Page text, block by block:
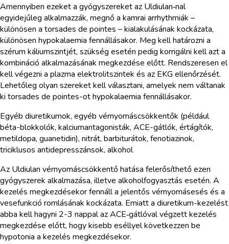
Amennyiben ezeket a gyógyszereket az Uldiulan‑nal
egyidejűleg alkalmazzák, megnő a kamrai arrhythmiák –
különösen a torsades de pointes – kialakulásának kockázata,
különösen hypokalaemia fennállásakor. Meg kell határozni a
szérum káliumszintjét, szükség esetén pedig korrigálni kell azt a
kombináció alkalmazásának megkezdése előtt. Rendszeresen el
kell végezni a plazma elektrolitszintek és az EKG ellenőrzését.
Lehetőleg olyan szereket kell választani, amelyek nem váltanak
ki torsades de pointes-ot hypokalaemia fennállásakor.
Egyéb diuretikumok, egyéb vérnyomáscsökkentők (például
béta-blokkolók, kalciumantagonisták, ACE-gátlók, értágítók,
metildopa, guanetidin), nitrát, barbiturátok, fenotiazinok,
triciklusos antidepresszánsok, alkohol
Az Uldiulan vérnyomáscsökkentő hatása felerősíthető ezen
gyógyszerek alkalmazása, illetve alkoholfogyasztás esetén. A
kezelés megkezdésekor fennáll a jelentős vérnyomásesés és a
vesefunkció romlásának kockázata. Emiatt a diuretikum-kezelést
abba kell hagyni 2-3 nappal az ACE‑gátlóval végzett kezelés
megkezdése előtt, hogy kisebb eséllyel következzen be
hypotonia a kezelés megkezdésekor.